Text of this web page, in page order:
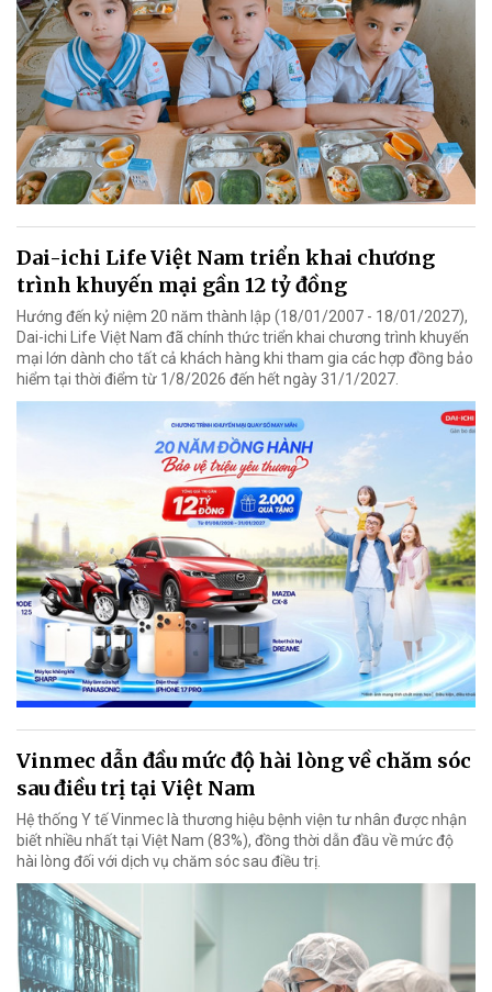
Dai-ichi Life Việt Nam triển khai chương
trình khuyến mại gần 12 tỷ đồng
Hướng đến kỷ niệm 20 năm thành lập (18/01/2007 - 18/01/2027),
Dai-ichi Life Việt Nam đã chính thức triển khai chương trình khuyến
mại lớn dành cho tất cả khách hàng khi tham gia các hợp đồng bảo
hiểm tại thời điểm từ 1/8/2026 đến hết ngày 31/1/2027.
Vinmec dẫn đầu mức độ hài lòng về chăm sóc
sau điều trị tại Việt Nam
Hệ thống Y tế Vinmec là thương hiệu bệnh viện tư nhân được nhận
biết nhiều nhất tại Việt Nam (83%), đồng thời dẫn đầu về mức độ
hài lòng đối với dịch vụ chăm sóc sau điều trị.